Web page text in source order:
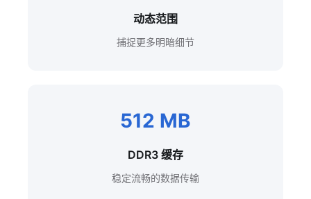
动态范围
捕捉更多明暗细节
512 MB
DDR3 缓存
稳定流畅的数据传输